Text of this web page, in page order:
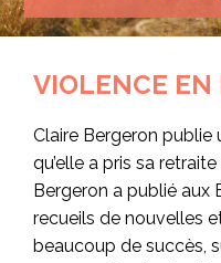
VIOLENCE EN
Claire Bergeron publie
qu’elle a pris sa
Bergeron a publié aux
recueils de nouvelles
beaucoup de succès,